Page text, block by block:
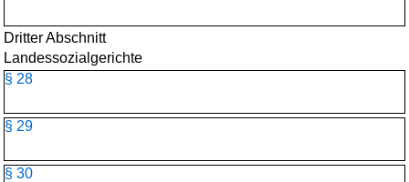
Dritter Abschnitt
Landessozialgerichte
§ 28
§ 29
§ 30